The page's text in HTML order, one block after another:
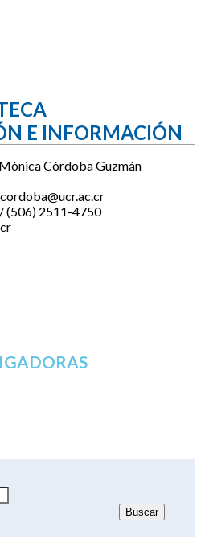
E INFORMACIÓN
Córdoba Guzmán
(506) 2511-4750